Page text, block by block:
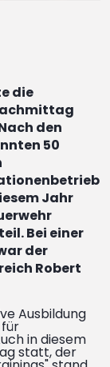
die
den
50
Jahr
Bei einer
der
Robert
Ausbildung
in diesem
statt, der